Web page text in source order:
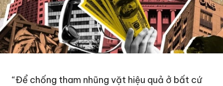
“Để chống tham nhũng vặt hiệu quả ở bất cứ